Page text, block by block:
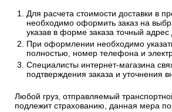
Для расчета стоимости доставки в
необходимо оформить заказ на
указав в форме заказа точный адрес
При оформлении необходимо
полностью, номер телефона и
Специалисты интернет-магазина
подтверждения заказа и уточнения
Любой груз, отправляемый
подлежит страхованию, данная мера